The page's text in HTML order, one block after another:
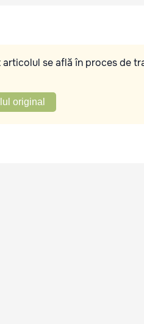
articolul se află în proces de
original